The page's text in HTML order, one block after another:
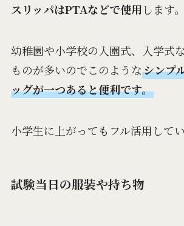
スリッパはPTAなどで使用します。
幼稚園や小学校の入園式、入学式
ものが多いのでこのようなシンプ
ッグが一つあると便利です。
小学生に上がってもフル活用してい
試験当日の服装や持ち物